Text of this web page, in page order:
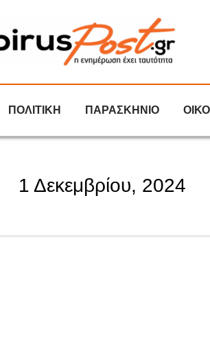
ΠΟΛΙΤΙΚΗ ΠΑΡΑΣΚΗΝΙΟ
1 Δεκεμβρίου, 2024